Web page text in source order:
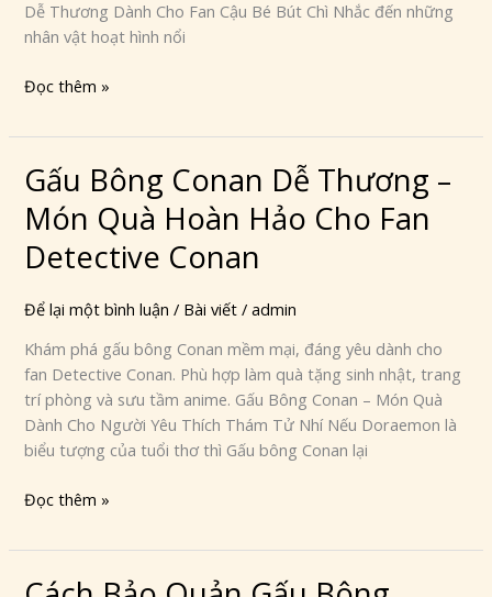
Dễ Thương Dành Cho Fan Cậu Bé Bút Chì Nhắc đến những
nhân vật hoạt hình nổi
Cho
Fan
Bé
Chì
Đọc thêm »
Gấu Bông Conan Dễ Thương –
Món Quà Hoàn Hảo Cho Fan
Detective Conan
Để lại một bình luận / Bài viết /admin
Khám phá gấu bông Conan mềm mại, đáng yêu dành cho
fan Detective Conan. Phù hợp làm quà tặng sinh nhật, trang
trí phòng và sưu tầm anime. Gấu Bông Conan – Món Quà
Dành Cho Người Yêu Thích Thám Tử Nhí Nếu Doraemon là
biểu tượng của tuổi thơ thì Gấu bông Conan lại
Gấu
Bông
Conan
Dễ
Thương
–
Món
Quà
Hoàn
Hảo
Cho
Fan
Conan
Đọc thêm »
Cách